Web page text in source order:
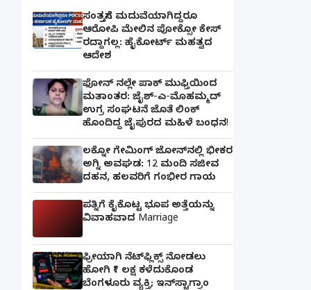
ಸಂತ್ರಸ್ತೆಗೆ ಮದುವೆಯಾಗಿದ್ದರೂ
ಆರೋಪಿ ಮೇಲಿನ ಪೋಕ್ಸೋ ಕೇಸ್
ರದ್ದಾಗಲ್ಲ: ಹೈಕೋರ್ಟ್ ಮಹತ್ವದ
ಆದೇಶ
ಫೋನ್ ನಲ್ಲೇ ಪಾಕ್ ಮುಫ್ತಿಯಿಂದ
ಮತಾಂತರ: ಜೈಶ್-ಎ-ಮೊಹಮ್ಮದ್
ಉಗ್ರ ಸಂಘಟನೆ ಜೊತೆ ಲಿಂಕ್
ಹೊಂದಿದ್ದ ಜೈಪುರದ ಮಹಿಳೆ ಬಂಧನ!
ಲಕ್ನೋ ಗೇಮಿಂಗ್ ಜೋನ್‌ನಲ್ಲಿ ಭೀಕರ
ಅಗ್ನಿ ಅವಘಡ: 12 ಮಂದಿ ಸಜೀವ
ದಹನ, ಹಲವರಿಗೆ ಗಂಭೀರ ಗಾಯ
ಪತ್ನಿಗೆ ಕೈಕೊಟ್ಟ ಭೂಪ ಅತ್ತೆಯನ್ನು
ವಿವಾಹವಾದ Marriage
ಫ್ರೀಯಾಗಿ ನೆಟ್‌ಫ್ಲಿಕ್ಸ್ ನೋಡಲು
ಹೋಗಿ ₹1 ಲಕ್ಷ ಕಳೆದುಕೊಂಡ
ಬೆಂಗಳೂರು ವ್ಯಕ್ತಿ; ಇನ್‌ಸ್ಟಾಗ್ರಾಂ